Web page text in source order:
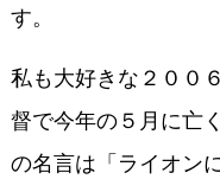
す。
私も大好きな２００
督で今年の５月に亡
の名言は「ライオン